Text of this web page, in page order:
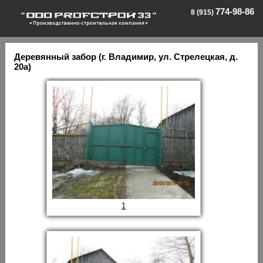
8 (915) 774-98-86
Деревянный забор (г. Владимир, ул. Стрелецкая, д.
20а)
1